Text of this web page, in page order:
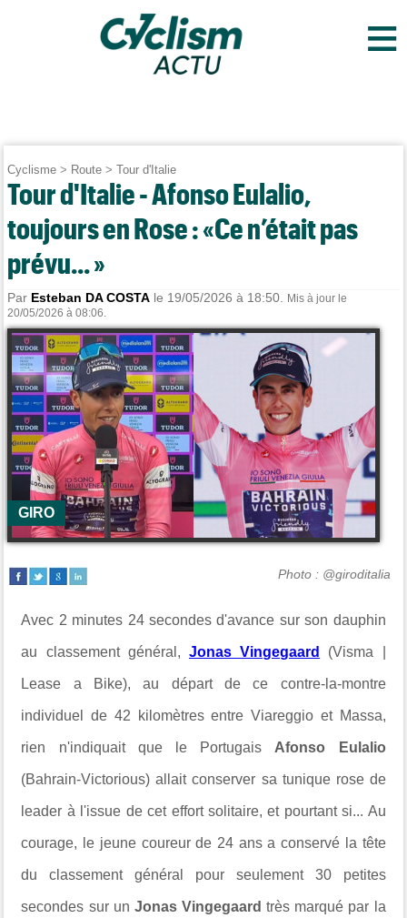
≡
Cyclisme > Route >Tour d'Italie
Tour d'Italie - Afonso Eulalio,
toujours en Rose : «Ce n’était pas
prévu... »
Par Esteban DA COSTA le 19/05/2026 à 18:50.
Mis à jour le
20/05/2026 à 08:06.
GIRO
Photo : @giroditalia
Avec 2 minutes 24 secondes d'avance sur son dauphin
au classement général, Jonas Vingegaard (Visma |
Lease a Bike), au départ de ce contre-la-montre
individuel de 42 kilomètres entreViareggio et Massa,
rien n'indiquait que le Portugais Afonso Eulalio
(Bahrain-Victorious) allait conserver sa tunique rose de
leader à l'issue de cet effort solitaire, et pourtant si... Au
courage, le jeune coureur de 24 ans a conservé la tête
du classement général pour seulement 30 petites
secondes sur un Jonas Vingegaard très marqué par la